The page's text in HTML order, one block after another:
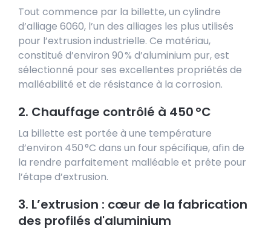
Tout commence par la billette, un cylindre
d’alliage 6060, l’un des alliages les plus utilisés
pour l’extrusion industrielle. Ce matériau,
constitué d’environ 90 % d’aluminium pur, est
sélectionné pour ses excellentes propriétés de
malléabilité et de résistance à la corrosion.
2. Chauffage contrôlé à 450 °C
La billette est portée à une température
d’environ 450 °C dans un four spécifique, afin de
la rendre parfaitement malléable et prête pour
l’étape d’extrusion.
3. L’extrusion : cœur de la fabrication
des profilés d'aluminium